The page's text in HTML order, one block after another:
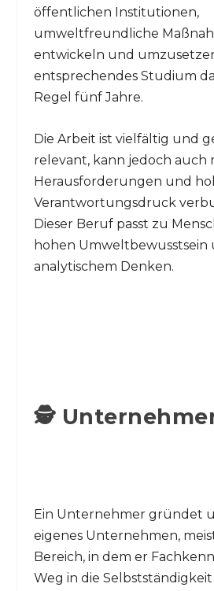
öffentlichen Institutionen,
umweltfreundliche
entwickeln und
entsprechendes Studium
Regel fünf Jahre.
Die Arbeit ist vielfältig und
relevant, kann jedoch auch
Herausforderungen und
Verantwortungsdruck
Dieser Beruf passt zu
hohen Umweltbewusstsein
analytischem Denken.
🕵️
Ein Unternehmer gründet
eigenes Unternehmen,
Bereich, in dem er
Weg in die